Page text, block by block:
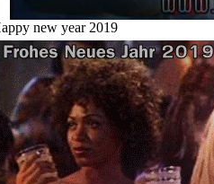
new year 2019